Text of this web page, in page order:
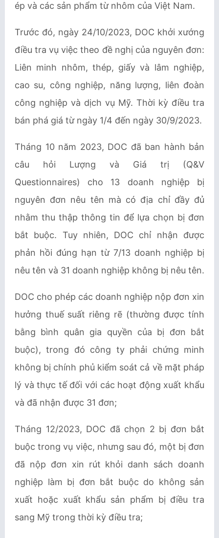
ép và các sản phẩm từ nhôm của Việt Nam.
Trước đó, ngày 24/10/2023, DOC khởi xướng
điều tra vụ việc theo đề nghị của nguyên đơn:
Liên minh nhôm, thép, giấy và lâm nghiệp,
cao su, công nghiệp, năng lượng, liên đoàn
công nghiệp và dịch vụ Mỹ. Thời kỳ điều tra
bán phá giá từ ngày 1/4 đến ngày 30/9/2023.
Tháng 10 năm 2023, DOC đã ban hành bản
câu hỏi Lượng và Giá trị (Q&V
Questionnaires) cho 13 doanh nghiệp bị
nguyên đơn nêu tên mà có địa chỉ đầy đủ
nhằm thu thập thông tin để lựa chọn bị đơn
bắt buộc. Tuy nhiên, DOC chỉ nhận được
phản hồi đúng hạn từ 7/13 doanh nghiệp bị
nêu tên và 31 doanh nghiệp không bị nêu tên.
DOC cho phép các doanh nghiệp nộp đơn xin
hưởng thuế suất riêng rẽ (thường được tính
bằng bình quân gia quyền của bị đơn bắt
buộc), trong đó công ty phải chứng minh
không bị chính phủ kiểm soát cả về mặt pháp
lý và thực tế đối với các hoạt động xuất khẩu
và đã nhận được 31 đơn;
Tháng 12/2023, DOC đã chọn 2 bị đơn bắt
buộc trong vụ việc, nhưng sau đó, một bị đơn
đã nộp đơn xin rút khỏi danh sách doanh
nghiệp làm bị đơn bắt buộc do không sản
xuất hoặc xuất khẩu sản phẩm bị điều tra
sang Mỹ trong thời kỳ điều tra;